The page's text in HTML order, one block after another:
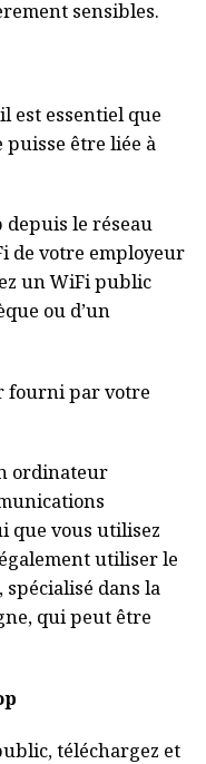
sensibles.
est essentiel que
puisse être liée à
depuis le réseau
de votre employeur
un WiFi public
ou d’un
fourni par votre
ordinateur
que vous utilisez
utiliser le
spécialisé dans la
qui peut être
téléchargez et